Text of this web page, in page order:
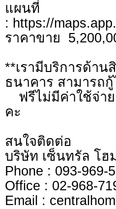
แผนที่
: https://
ราคาขาย
**เรามีบริกา
ธนาคาร สามารถกู้
ฟรีไม่มีค่าใช้จ่าย
คะ
สนใจติดต่อ
บริษัท เซ็นทรัล โ
Phone : 093-
Office : 02-968-
​​​​​​​Email :